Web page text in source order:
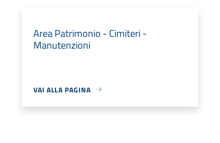
Area Patrimonio - Cimiteri -
Manutenzioni
VAI ALLA PAGINA